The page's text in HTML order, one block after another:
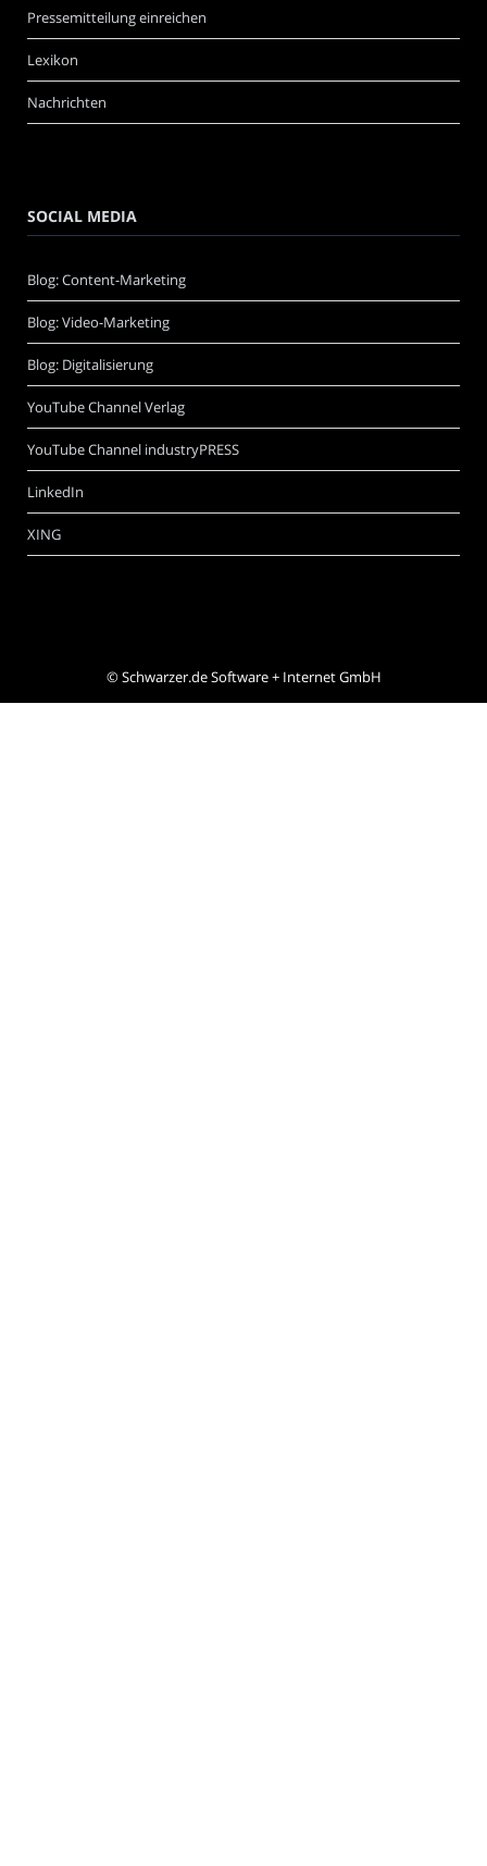
Pressemitteilung einreichen
Lexikon
Nachrichten
SOCIAL MEDIA
Blog: Content-Marketing
Blog: Video-Marketing
Blog: Digitalisierung
YouTube Channel Verlag
YouTube Channel industryPRESS
LinkedIn
XING
©Schwarzer.de Software + Internet GmbH